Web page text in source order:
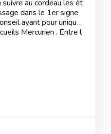
au cordeau les ét
dans le 1er signe
ayant pour unique
Mercurien . Entre l